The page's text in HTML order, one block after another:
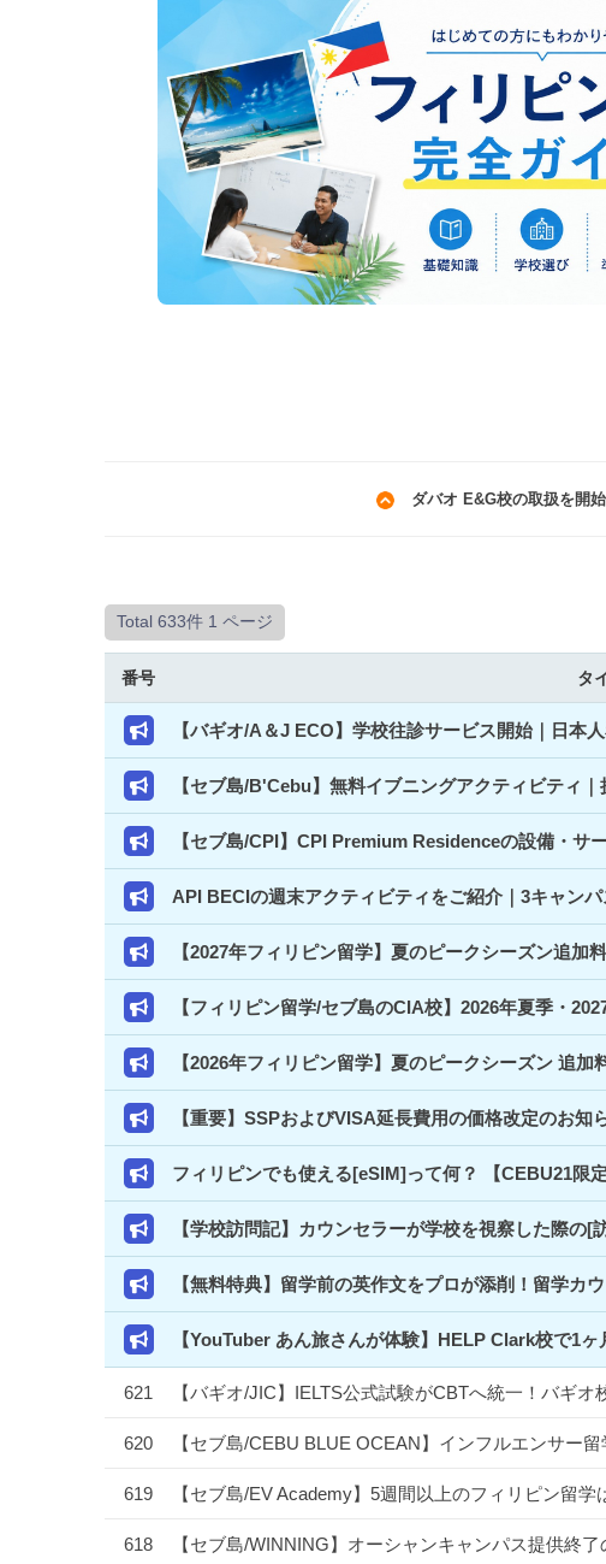
ダバオ E&G校の取扱を開
Total 633件 1 ページ
番号 タ
【バギオ/A＆J ECO】学校往診サービス開始｜日本
【セブ島/B'Cebu】無料イブニングアクティビティ
【セブ島/CPI】CPI Premium Residenceの設備・サ
API BECIの週末アクティビティをご紹介｜3キャン
【2027年フィリピン留学】夏のピークシーズン追加
【フィリピン留学/セブ島のCIA校】2026年夏季・
【2026年フィリピン留学】夏のピークシーズン 追
【重要】SSPおよびVISA延長費用の価格改定のお知
フィリピンでも使える[eSIM]って何？ 【CEBU21限
【学校訪問記】カウンセラーが学校を視察した際の[
【無料特典】留学前の英作文をプロが添削！留学カ
【YouTuber あん旅さんが体験】HELP Clark校で1
621 【バギオ/JIC】IELTS公式試験がCBTへ統一！バギ
620 【セブ島/CEBU BLUE OCEAN】インフルエンサー
619 【セブ島/EV Academy】5週間以上のフィリピン留
618 【セブ島/WINNING】オーシャンキャンパス提供終